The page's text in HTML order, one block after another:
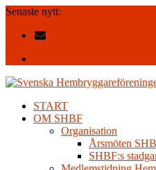
Senaste nytt:
START
OM SHBF
Organisation
Årsmöten
SHBF:s